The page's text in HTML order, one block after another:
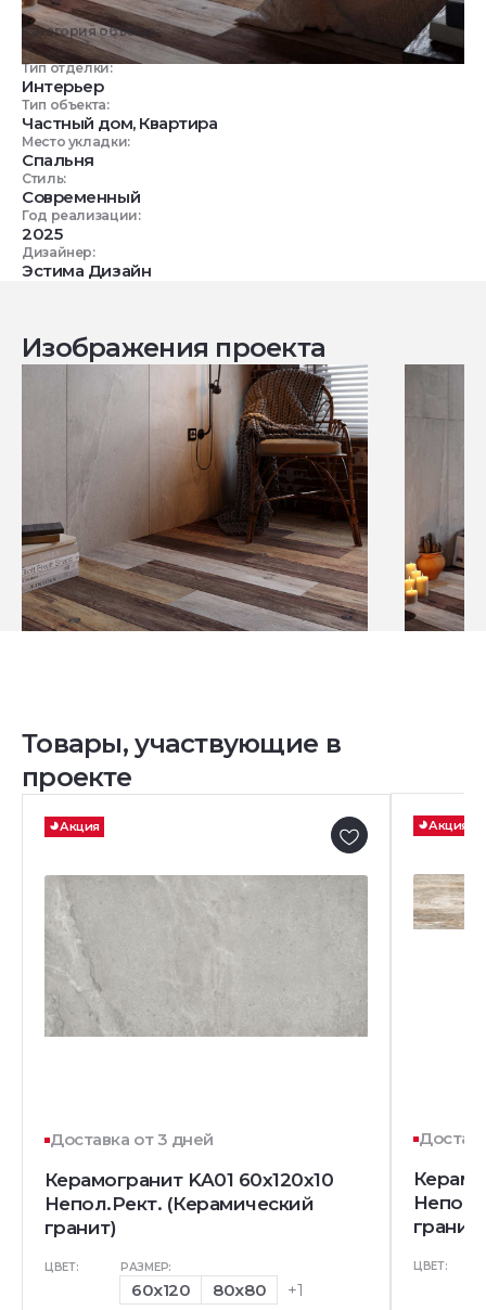
3D визуализация
Категория объекта:
Жилые объекты
Тип отделки:
Интерьер
Тип объекта:
Частный дом, Квартира
Место укладки:
Спальня
Стиль:
Современный
Год реализации:
2025
Дизайнер:
Эстима Дизайн
Изображения проекта
Товары, участвующие в
проекте
Акция
Доставка от 3 дней
Керамогранит KA01 60x120х10
Непол.Рект. (Керамический
гранит)
ЦВЕТ: РАЗМЕР:
60x120 80x80 +1
Акция
гранит)
ЦВЕТ: